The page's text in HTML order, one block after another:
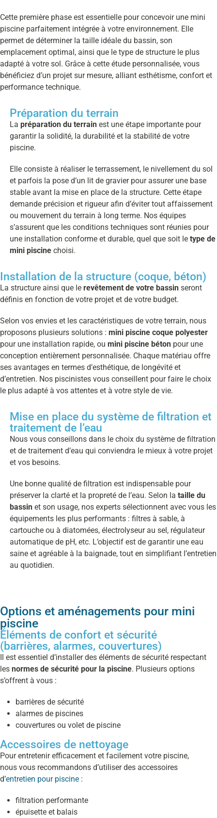
Cette première phase est essentielle pour concevoir une mini
piscine parfaitement intégrée à votre environnement. Elle
permet de déterminer la taille idéale du bassin, son
emplacement optimal, ainsi que le type de structure le plus
adapté à votre sol. Grâce à cette étude personnalisée, vous
bénéficiez d’un projet sur mesure, alliant esthétisme, confort et
performance technique.
Préparation du terrain
La préparation du terrain est une étape importante pour
garantir la solidité, la durabilité et la stabilité de votre
piscine.
Elle consiste à réaliser le terrassement, le nivellement du sol
et parfois la pose d’un lit de gravier pour assurer une base
stable avant la mise en place de la structure. Cette étape
demande précision et rigueur afin d’éviter tout affaissement
ou mouvement du terrain à long terme. Nos équipes
s’assurent que les conditions techniques sont réunies pour
une installation conforme et durable, quel que soit le type de
mini piscine choisi.
Installation de la structure (coque, béton)
La structure ainsi que le revêtement de votre bassin seront
définis en fonction de votre projet et de votre budget.
Selon vos envies et les caractéristiques de votre terrain, nous
proposons plusieurs solutions : mini piscine coque polyester
pour une installation rapide, ou mini piscine béton pour une
conception entièrement personnalisée. Chaque matériau offre
ses avantages en termes d’esthétique, de longévité et
d’entretien. Nos piscinistes vous conseillent pour faire le choix
le plus adapté à vos attentes et à votre style de vie.
Mise en place du système de filtration et
traitement de l’eau
Nous vous conseillons dans le choix du système de filtration
et de traitement d’eau qui conviendra le mieux à votre projet
et vos besoins.
Une bonne qualité de filtration est indispensable pour
préserver la clarté et la propreté de l’eau. Selon la taille du
bassin et son usage, nos experts sélectionnent avec vous les
équipements les plus performants : filtres à sable, à
cartouche ou à diatomées, électrolyseur au sel, régulateur
automatique de pH, etc. L’objectif est de garantir une eau
saine et agréable à la baignade, tout en simplifiant l’entretien
au quotidien.
Options et aménagements pour mini
piscine
Éléments de confort et sécurité
(barrières, alarmes, couvertures)
Il est essentiel d’installer des éléments de sécurité respectant
les normes de sécurité pour la piscine. Plusieurs options
s’offrent à vous :
barrières de sécurité
alarmes de piscines
couvertures ou volet de piscine
Accessoires de nettoyage
Pour entretenir efficacement et facilement votre piscine,
nous vous recommandons d’utiliser des accessoires
d’entretien pour piscine :
filtration performante
épuisette et balais